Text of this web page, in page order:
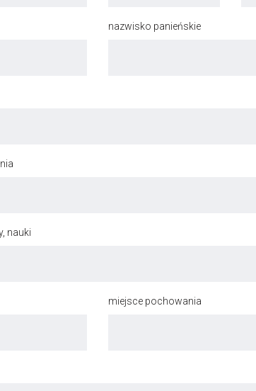
nazwisko panieńskie
nauki
miejsce pochowania